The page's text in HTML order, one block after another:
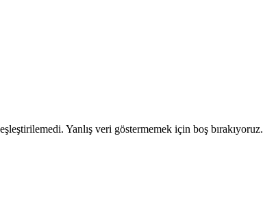
Yanlış veri göstermemek için boş bırakıyoruz.